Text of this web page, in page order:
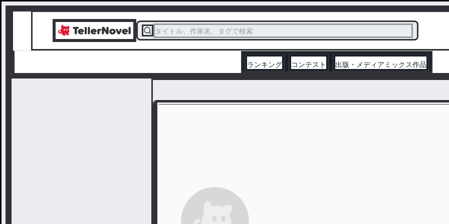
タイトル、作家名、タグで検索
ランキング コンテスト 出版・メディアミックス作品